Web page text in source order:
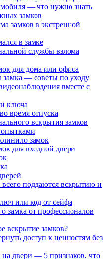
— что нужно знать
замков
замков в экстренной
в замке
службы взлома
для дома или офиса
замка — советы по уходу
вместе с
ключа
время отпуска
вскрытия замков
замок
для входной двери
поддаются вскрытию и
или код от сейфа
замка от профессионалов
вскрытие замков?
доступ к ценностям без
на двери — 5 признаков, что